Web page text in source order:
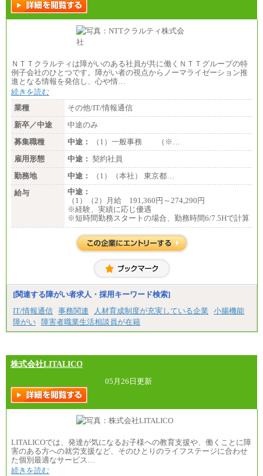
ＮＴＴクラルティは障がいのある社員が共に働くＮＴＴグループの特
例子会社のひとつです。障がい者の視点からノーマライゼーション推
進となる情報を発信し、心や情…
続きを読む
業種
その他/IT/情報通信
新卒／中途
中途のみ
募集職種
中途：
（1）一般事務 （※…
雇用形態
中途： 契約社員
勤務地
中途：
（1）（本社） 東京都…
給与
中途：
（1）（2）月給 191,360円～274,290円
※経験、実績に応じ優遇
※短時間勤務スタートの場合、勤務時間6/7.5Hで計算
[関連する障がい者求人・採用キーワード検索]
IT/情報通信 事務関連 人材育成制度が充実している企業
小腸機能
障がい 障害者職業生活相談員が在籍
株式会社LITALICO
05月26日更新
LITALICOでは、発達が気になるお子様への教育支援や、働くことに障
害のある方への就労支援など、そのひとりのライフステージに合わせ
た個別最適なサービス…
続きを読む